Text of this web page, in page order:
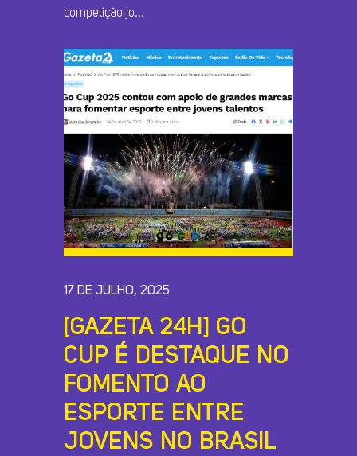
competição jo...
17 DE JULHO, 2025
[GAZETA 24H] GO
CUP É DESTAQUE NO
FOMENTO AO
ESPORTE ENTRE
JOVENS NO BRASIL